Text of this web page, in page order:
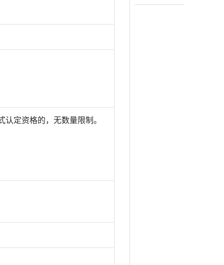
认定资格的，无数量限制。